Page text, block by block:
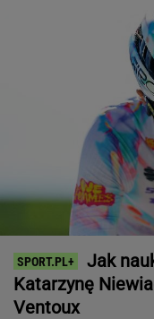
Jak
Katarzynę
Ventoux